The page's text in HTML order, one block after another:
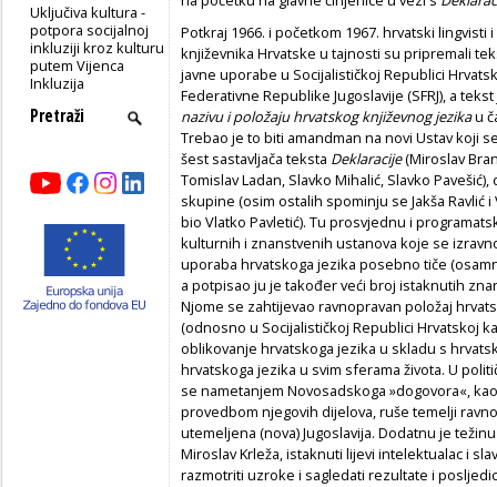
Uključiva kultura -
potpora socijalnoj
inkluziji kroz kulturu
putem Vijenca
Inkluzija
Potkraj 1966. i početkom 1967. hrvatski lingvisti
književnika Hrvatske u tajnosti su pripremali
javne uporabe u Socijalističkoj Republici
Federativne Republike Jugoslavije (SFRJ), a
nazivu i položaju hrvatskog književnog jezikau
Trebao je to biti amandman na novi Ustav koji
šest sastavljača teksta Deklaracije(Miroslav
Tomislav Ladan, Slavko Mihalić, Slavko
skupine (osim ostalih spominju se Jakša Ravlić
bio Vlatko Pavletić). Tu prosvjednu i
kulturnih i znanstvenih ustanova koje se
uporaba hrvatskoga jezika posebno tiče
a potpisao ju je također veći broj istaknutih
Njome se zahtijevao ravnopravan položaj
(odnosno u Socijalističkoj Republici Hrvatskoj
oblikovanje hrvatskoga jezika u skladu s
hrvatskoga jezika u svim sferama života. U
se nametanjem Novosadskoga »dogovora«,
provedbom njegovih dijelova, ruše temelji
utemeljena (nova) Jugoslavija. Dodatnu je težinu
Miroslav Krleža, istaknuti lijevi intelektualac i
razmotriti uzroke i sagledati rezultate i